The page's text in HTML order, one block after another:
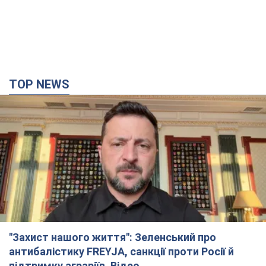
TOP NEWS
"Захист нашого життя": Зеленський про
антибалістику FREYJA, санкції проти Росії й